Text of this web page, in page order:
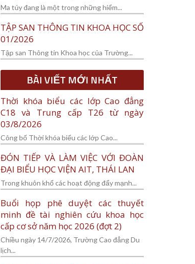
Ma túy đang là một trong những hiểm...
TẬP SAN THÔNG TIN KHOA HỌC SỐ
01/2026
Tập san Thông tin Khoa học của Trường...
BÀI VIẾT MỚI NHẤT
Thời khóa biểu các lớp Cao đẳng
C18 và Trung cấp T26 từ ngày
03/8/2026
Công bố Thời khóa biểu các lớp Cao...
ĐÓN TIẾP VÀ LÀM VIỆC VỚI ĐOÀN
ĐẠI BIỂU HỌC VIỆN AIT, THÁI LAN
Trong khuôn khổ các hoạt động đẩy mạnh...
Buổi họp phê duyệt các thuyết
minh đề tài nghiên cứu khoa học
cấp cơ sở năm học 2026 (đợt 2)
Chiều ngày 14/7/2026, Trường Cao đẳng Du
lịch...